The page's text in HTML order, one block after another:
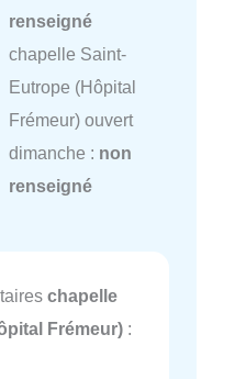
renseigné
chapelle Saint-
Eutrope (Hôpital
Frémeur) ouvert
dimanche : non
renseigné
chapelle
Frémeur) :